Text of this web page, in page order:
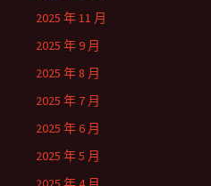
2025 年 11 月
2025 年 9 月
2025 年 8 月
2025 年 7 月
2025 年 6 月
2025 年 5 月